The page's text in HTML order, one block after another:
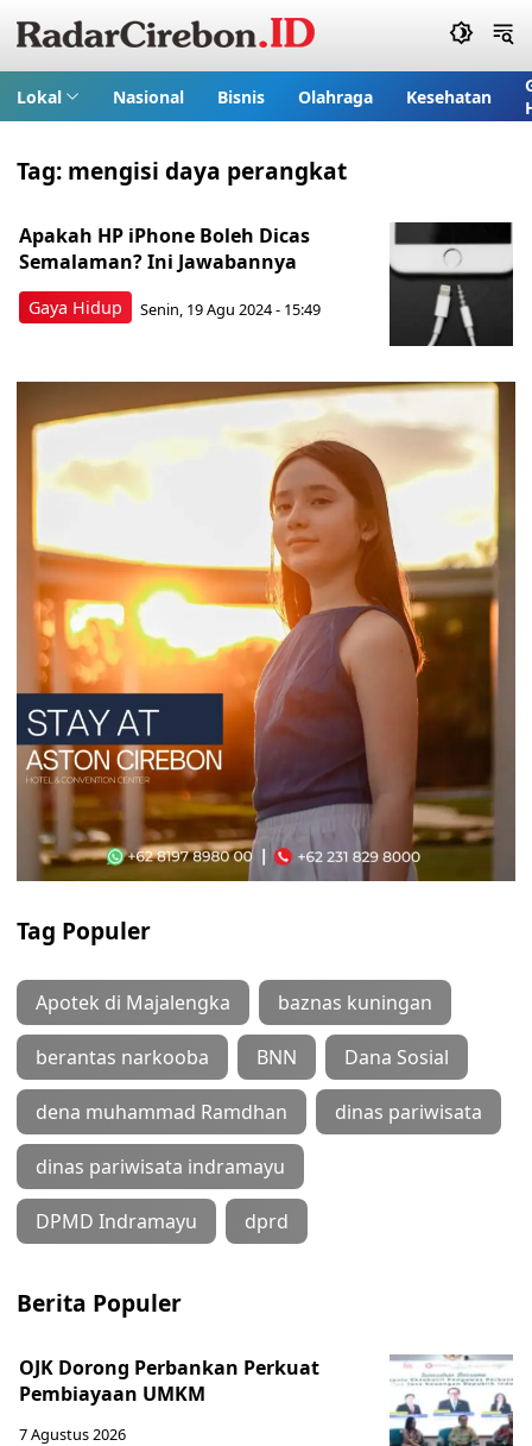
Lokal Nasional Bisnis Olahraga Kesehatan
Tag: mengisi daya perangkat
Gaya Hidup
Apakah HP iPhone Boleh Dicas
Semalaman? Ini Jawabannya
Senin, 19 Agu 2024 - 15:49
Tag Populer
Apotek di Majalengka baznas kuningan
berantas narkooba BNN Dana Sosial
dena muhammad Ramdhan dinas pariwisata
dinas pariwisata indramayu
DPMD Indramayu dprd
Berita Populer
OJK Dorong Perbankan Perkuat
Pembiayaan UMKM
7 Agustus 2026